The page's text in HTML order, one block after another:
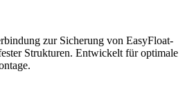
zur Sicherung von EasyFloat-
Strukturen. Entwickelt für optimale